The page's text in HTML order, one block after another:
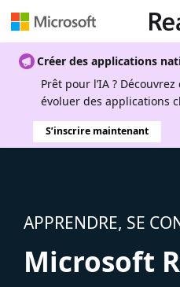
Créer des applications
Prêt pour l’IA ?
évoluer des applications
S’inscrire maintenant
APPRENDRE, SE
Microsoft